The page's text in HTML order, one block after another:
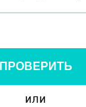
ПРОВЕРИТЬ
или